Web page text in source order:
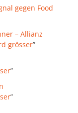
gegen Food
– Allianz
grösser”
”
”